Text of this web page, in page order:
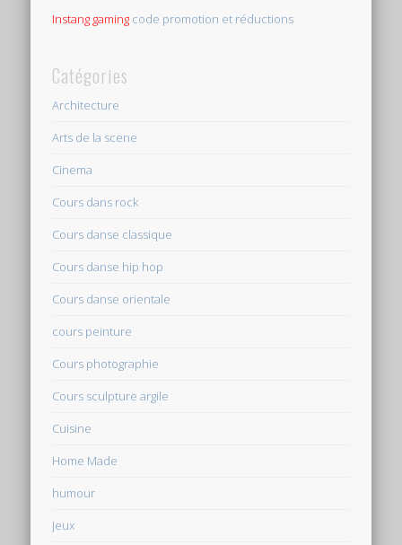
Instang gaming code promotion et réductions
Catégories
Architecture
Arts de la scene
Cinema
Cours dans rock
Cours danse classique
Cours danse hip hop
Cours danse orientale
cours peinture
Cours photographie
Cours sculpture argile
Cuisine
Home Made
humour
Jeux